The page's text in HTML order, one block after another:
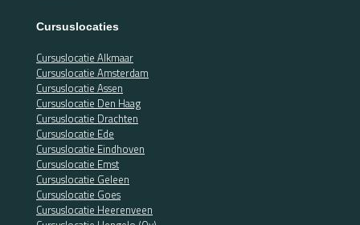
Cursuslocaties
Cursuslocatie Alkmaar
Cursuslocatie Amsterdam
Cursuslocatie Assen
Cursuslocatie Den Haag
Cursuslocatie Drachten
Cursuslocatie Ede
Cursuslocatie Eindhoven
Cursuslocatie Emst
Cursuslocatie Geleen
Cursuslocatie Goes
Cursuslocatie Heerenveen